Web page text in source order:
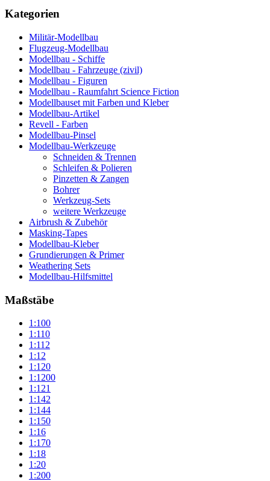
Kategorien
Militär-Modellbau
Flugzeug-Modellbau
Modellbau - Schiffe
Modellbau - Fahrzeuge (zivil)
Modellbau - Figuren
Modellbau - Raumfahrt Science Fiction
Modellbauset mit Farben und Kleber
Modellbau-Artikel
Revell - Farben
Modellbau-Pinsel
Modellbau-Werkzeuge
Schneiden & Trennen
Schleifen & Polieren
Pinzetten & Zangen
Bohrer
Werkzeug-Sets
weitere Werkzeuge
Airbrush & Zubehör
Masking-Tapes
Modellbau-Kleber
Grundierungen & Primer
Weathering Sets
Modellbau-Hilfsmittel
Maßstäbe
1:100
1:110
1:112
1:12
1:120
1:1200
1:121
1:142
1:144
1:150
1:16
1:170
1:18
1:20
1:200